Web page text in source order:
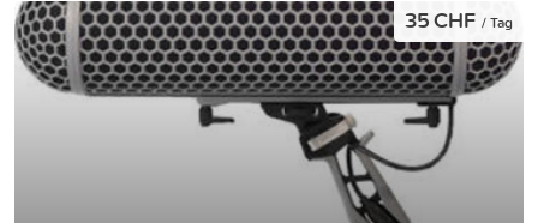
35 CHF / Tag